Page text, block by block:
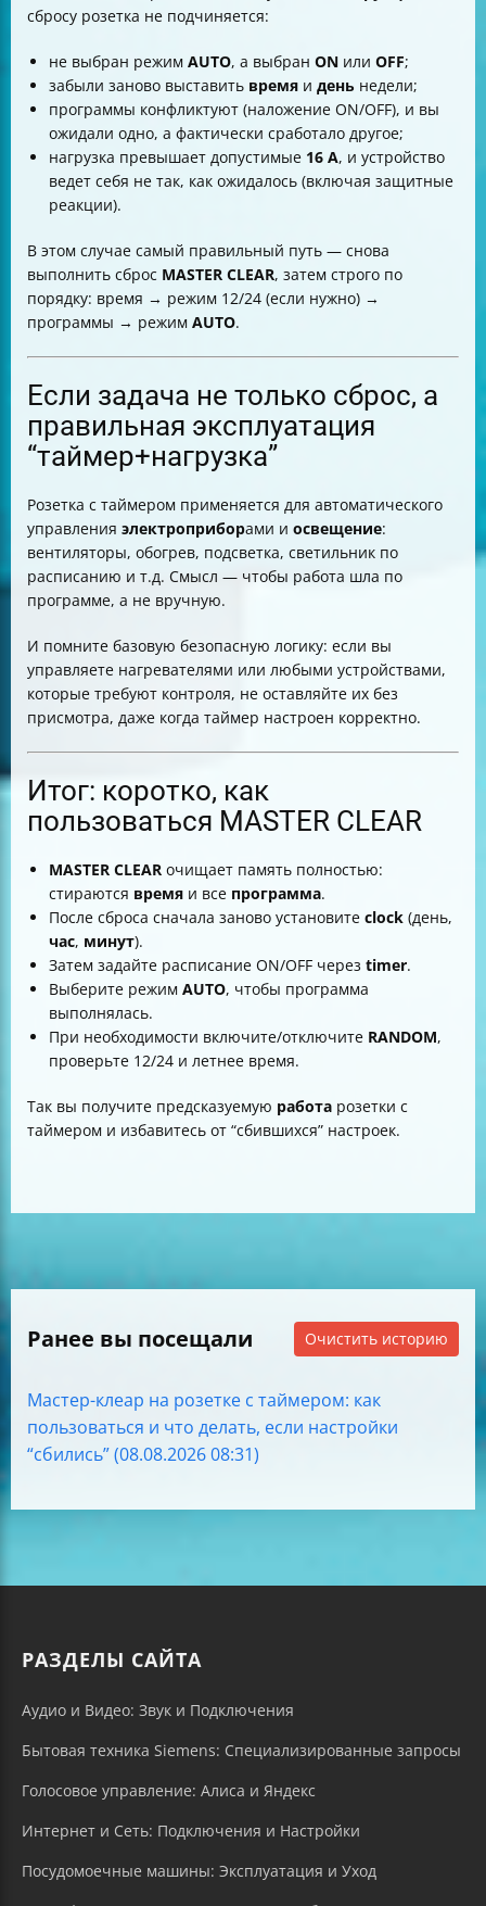
сбросу розетка не подчиняется:
не выбран режим AUTO, а выбран ON или OFF;
забыли заново выставить время и день недели;
программы конфликтуют (наложение ON/OFF), и вы
ожидали одно, а фактически сработало другое;
нагрузка превышает допустимые 16 А, и устройство
ведет себя не так, как ожидалось (включая защитные
реакции).
В этом случае самый правильный путь — снова
выполнить сброс MASTER CLEAR, затем строго по
порядку: время → режим 12/24 (если нужно) →
программы → режим AUTO.
Если задача не только сброс, а
правильная эксплуатация
“таймер+нагрузка”
Розетка с таймером применяется для автоматического
управления электроприборами и освещение:
вентиляторы, обогрев, подсветка, светильник по
расписанию и т.д. Смысл — чтобы работа шла по
программе, а не вручную.
И помните базовую безопасную логику: если вы
управляете нагревателями или любыми устройствами,
которые требуют контроля, не оставляйте их без
присмотра, даже когда таймер настроен корректно.
Итог: коротко, как
пользоваться MASTER CLEAR
MASTER CLEAR очищает память полностью:
стираются время и все программа.
После сброса сначала заново установите clock (день,
час, минут).
Затем задайте расписание ON/OFF через timer.
Выберите режим AUTO, чтобы программа
выполнялась.
При необходимости включите/отключите RANDOM,
проверьте 12/24 и летнее время.
Так вы получите предсказуемую работа розетки с
таймером и избавитесь от “сбившихся” настроек.
Ранее вы посещали Очистить историю
Мастер-клеар на розетке с таймером: как
пользоваться и что делать, если настройки
“сбились” (08.08.2026 08:31)
РАЗДЕЛЫ САЙТА
Аудио и Видео: Звук и Подключения
Бытовая техника Siemens: Специализированные запросы
Голосовое управление: Алиса и Яндекс
Интернет и Сеть: Подключения и Настройки
Посудомоечные машины: Эксплуатация и Уход